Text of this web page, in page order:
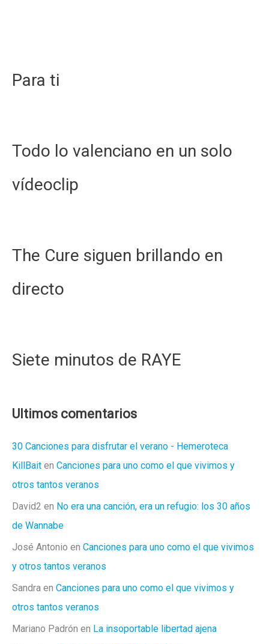
Para ti
Todo lo valenciano en un solo
vídeoclip
The Cure siguen brillando en
directo
Siete minutos de RAYE
Ultimos comentarios
30 Canciones para disfrutar el verano - Hemeroteca
KillBait en Canciones para uno como el que vivimos y
otros tantos veranos
David2 en No era una canción, era un refugio: los 30 años
de Wannabe
José Antonio en Canciones para uno como el que vivimos
y otros tantos veranos
Sandra en Canciones para uno como el que vivimos y
otros tantos veranos
Mariano Padrón en La insoportable libertad ajena